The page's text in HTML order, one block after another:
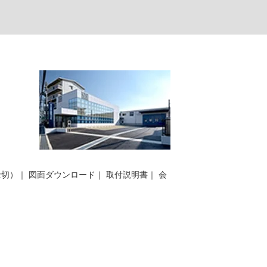
） ｜ 図面ダウンロード ｜ 取付説明書 ｜ 会